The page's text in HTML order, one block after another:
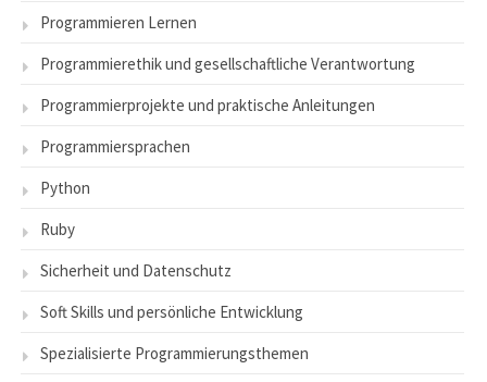
Programmieren Lernen
Programmierethik und gesellschaftliche Verantwortung
Programmierprojekte und praktische Anleitungen
Programmiersprachen
Python
Ruby
Sicherheit und Datenschutz
Soft Skills und persönliche Entwicklung
Spezialisierte Programmierungsthemen